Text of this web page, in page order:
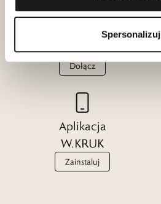
Spersonalizuj
Klub dla
Przyjaciół
W.KRUK
Dołącz
Aplikacja
W.KRUK
Zainstaluj